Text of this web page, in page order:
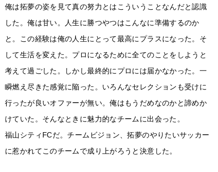
俺は拓夢の姿を見て真の努力とはこういうことなんだと認識
した。俺は甘い。人生に勝つやつはこんなに準備するのか
と。この経験は俺の人生にとって最高にプラスになった。そ
して生活を変えた。プロになるために全てのことをしようと
考えて過ごした。しかし最終的にプロには届かなかった。一
瞬燃え尽きた感覚に陥った。いろんなセレクションも受けに
行ったが良いオファーが無い。俺はもうだめなのかと諦めか
けていた。そんなときに魅力的なチームに出会った。
福山シティFCだ。チームビジョン、拓夢のやりたいサッカー
に惹かれてこのチームで成り上がろうと決意した。